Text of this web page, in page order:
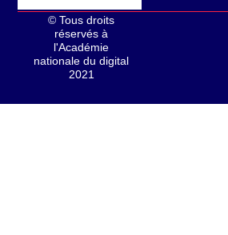
© Tous droits
réservés à
l'Académie
nationale du digital
2021